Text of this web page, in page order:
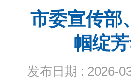
市委宣传部
帼绽
发布日期 : 2026-